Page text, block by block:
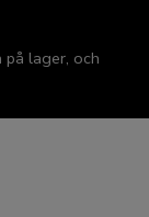
på lager, och